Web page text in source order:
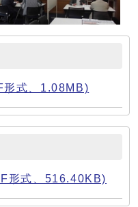
式、1.08MB)
形式、516.40KB)